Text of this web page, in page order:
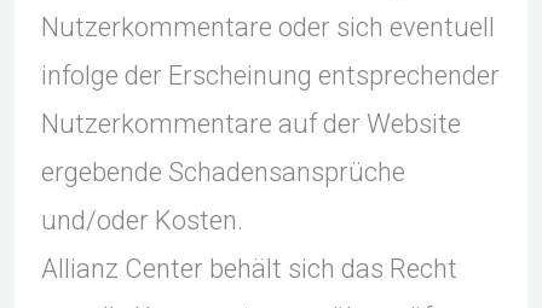
Nutzerkommentare oder sich eventuell
infolge der Erscheinung entsprechender
Nutzerkommentare auf der Website
ergebende Schadensansprüche
und/oder Kosten.
Allianz Center behält sich das Recht